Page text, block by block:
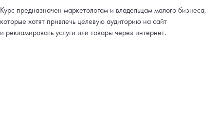
Курс предназначен маркетологам и владельцам малого бизнеса,
которые хотят привлечь целевую аудиторию на сайт
и рекламировать услуги или товары через интернет.